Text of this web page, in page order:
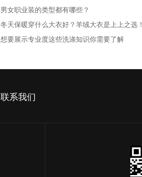
男女职业装的类型都有哪些？
冬天保暖穿什么大衣好？羊绒大衣是上上之选！
想要展示专业度这些洗涤知识你需要了解
联系我们